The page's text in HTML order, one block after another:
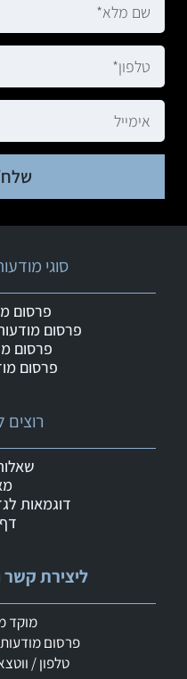
ליצירת קשר
מוקד
פרסום
טלפון / ווטצאפ: 050-
דוגמאות
סוגי
פרסום
פרסום
פרסום
פרסום